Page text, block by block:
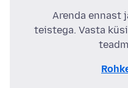
Arenda ennast
teistega. Vasta